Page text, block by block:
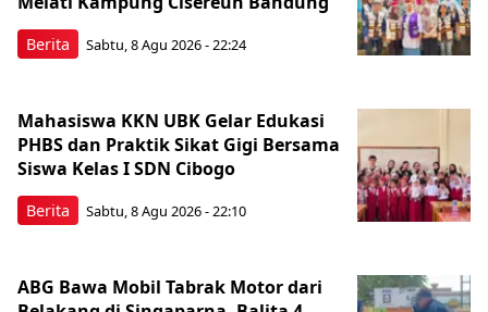
Berita Sabtu, 8 Agu 2026 - 22:24
Berita
Mahasiswa KKN UBK Gelar Edukasi
PHBS dan Praktik Sikat Gigi Bersama
Siswa Kelas I SDN Cibogo
Sabtu, 8 Agu 2026 - 22:10
ABG Bawa Mobil Tabrak Motor dari